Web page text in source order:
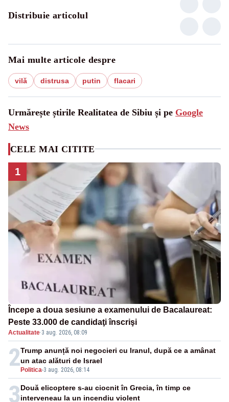
Distribuie articolul
Mai multe articole despre
vilă distrusa putin flacari
Urmărește știrile Realitatea de Sibiu și pe Google
News
CELE MAI CITITE
1
Începe a doua sesiune a examenului de Bacalaureat:
Peste 33.000 de candidaţi înscrişi
Actualitate·3 aug. 2026, 08:09
2 Politica-3 aug. 2026, 08:14
Trump anunță noi negocieri cu Iranul, după ce a amânat
un atac alături de Israel
3Două elicoptere s-au ciocnit în Grecia, în timp ce
interveneau la un incendiu violent